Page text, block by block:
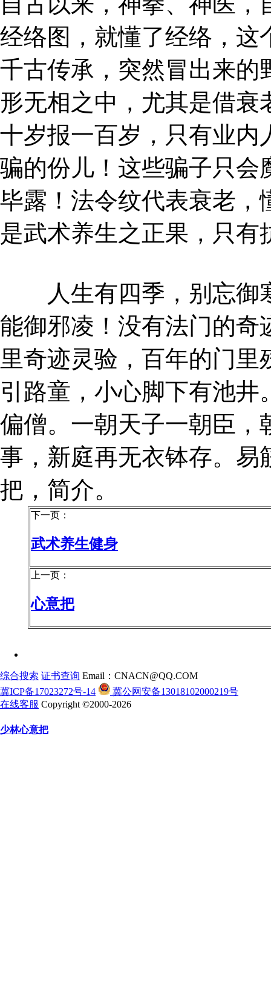
经络图，就懂了经络，这
千古传承，突然冒出来的
形无相之中，尤其是借衰
十岁报一百岁，只有业内
骗的份儿！这些骗子只会
毕露！法令纹代表衰老，
是武术养生之正果，只有
人生有四季，别忘御
能御邪凌！没有法门的奇
里奇迹灵验，百年的门
引路童，小心脚下有池
偏僧。一朝天子一朝臣，
事，新庭再无衣钵存。易
把，简介。
下一页：
武术养生健身
上一页：
心意把
综合搜索 证书查询 Email：CNACN@QQ.COM
冀ICP备17023272号-14
冀公网安备13018102000219号
在线客服 Copyright ©2000-2026
少林心意把